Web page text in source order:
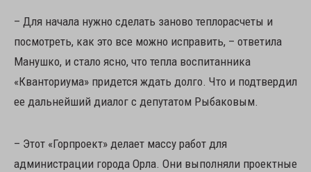
– Для начала нужно сделать заново теплорасчеты и
посмотреть, как это все можно исправить, – ответила
Манушко, и стало ясно, что тепла воспитанника
«Кванториума» придется ждать долго. Что и подтвердил
ее дальнейший диалог с депутатом Рыбаковым.
– Этот «Горпроект» делает массу работ для
администрации города Орла. Они выполняли проектные